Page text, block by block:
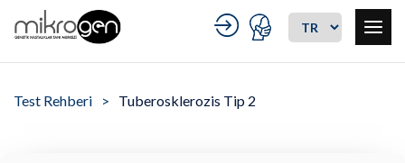
Test Rehberi Tuberosklerozis Tip 2